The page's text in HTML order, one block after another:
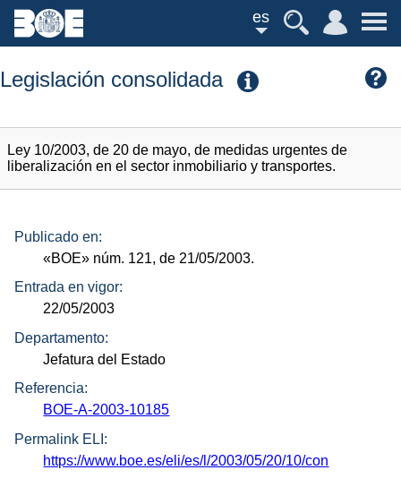
es
Legislación consolidada
Ley 10/2003, de 20 de mayo, de medidas urgentes de
liberalización en el sector inmobiliario y transportes.
Publicado en:
«BOE» núm. 121, de 21/05/2003.
Entrada en vigor:
22/05/2003
Departamento:
Jefatura del Estado
Referencia:
BOE-A-2003-10185
Permalink ELI:
https://www.boe.es/eli/es/l/2003/05/20/10/con